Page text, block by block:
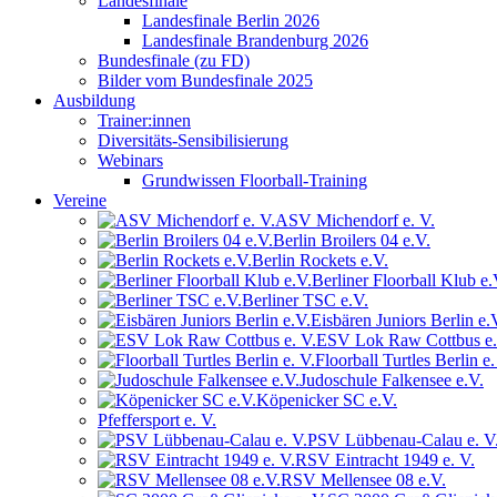
Landesfinale Berlin 2026
Landesfinale Brandenburg 2026
Bundesfinale (zu FD)
Bilder vom Bundesfinale 2025
Ausbildung
Trainer:innen
Diversitäts-Sensibilisierung
Webinars
Grundwissen Floorball-Training
Vereine
ASV Michendorf e. V.
Berlin Broilers 04 e.V.
Berlin Rockets e.V.
Berliner Floorball Klub
Berliner TSC e.V.
Eisbären Juniors Berlin
ESV Lok Raw Cottbus
Floorball Turtles Berlin
Judoschule Falkensee e.V.
Köpenicker SC e.V.
Pfeffersport e. V.
PSV Lübbenau-Calau e. V.
RSV Eintracht 1949 e. V.
RSV Mellensee 08 e.V.